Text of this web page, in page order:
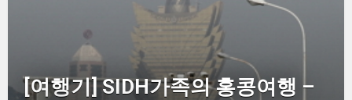
[여행기] SIDH가족의 홍콩여행 –